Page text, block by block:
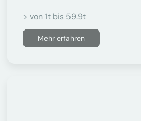
> von 1t bis 59.9t
Mehr erfahren